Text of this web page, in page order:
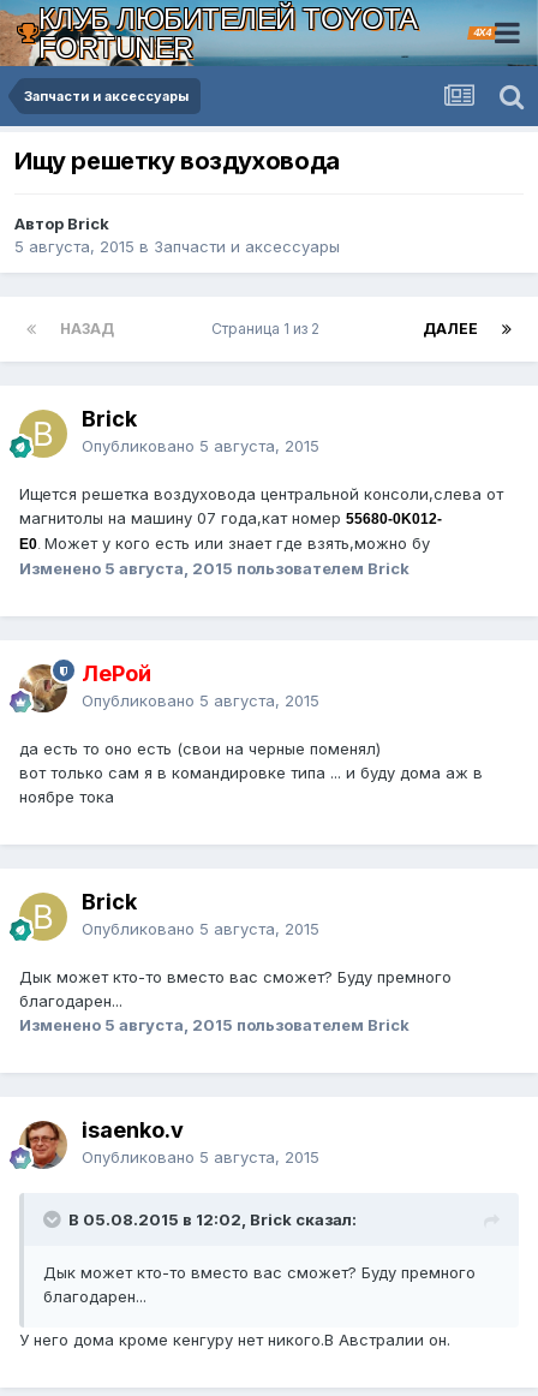
КЛУБ ЛЮБИТЕЛЕЙ TOYOTA
FORTUNER
4X4
Запчасти и аксессуары
Ищу решетку воздуховода
Автор Brick
5 августа, 2015 в Запчасти и аксессуары
НАЗАД ДАЛЕЕ
Страница 1 из 2
Brick
Опубликовано 5 августа, 2015
Ищется решетка воздуховода центральной консоли,слева от
магнитолы на машину 07 года,кат номер 55680-0K012-
E0. Может у кого есть или знает где взять,можно бу
Изменено 5 августа, 2015 пользователем Brick
ЛеРой
Опубликовано 5 августа, 2015
да есть то оно есть (свои на черные поменял)
вот только сам я в командировке типа ... и буду дома аж в
ноябре тока
Brick
Опубликовано 5 августа, 2015
Дык может кто-то вместо вас сможет? Буду премного
благодарен...
Изменено 5 августа, 2015 пользователем Brick
isaenko.v
Опубликовано 5 августа, 2015
В 05.08.2015 в 12:02, Brick сказал:
Дык может кто-то вместо вас сможет? Буду премного
благодарен...
У него дома кроме кенгуру нет никого.В Австралии он.